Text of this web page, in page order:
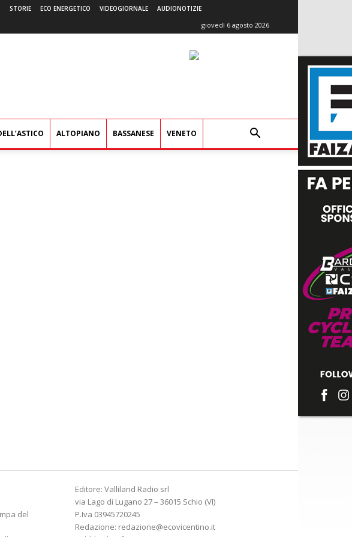
STORIE ECO ENERGETICO VIDEOGIORNALE AUDIONOTIZIE
giovedì 6 agosto 2026
ALTOPIANO BASSANESE VENETO
del
Editore: Valliland Radio srl
via Lago di Lugano 27 – 36015 Schio (VI)
P.Iva 03945720245
Redazione: redazione@ecovicentino.it